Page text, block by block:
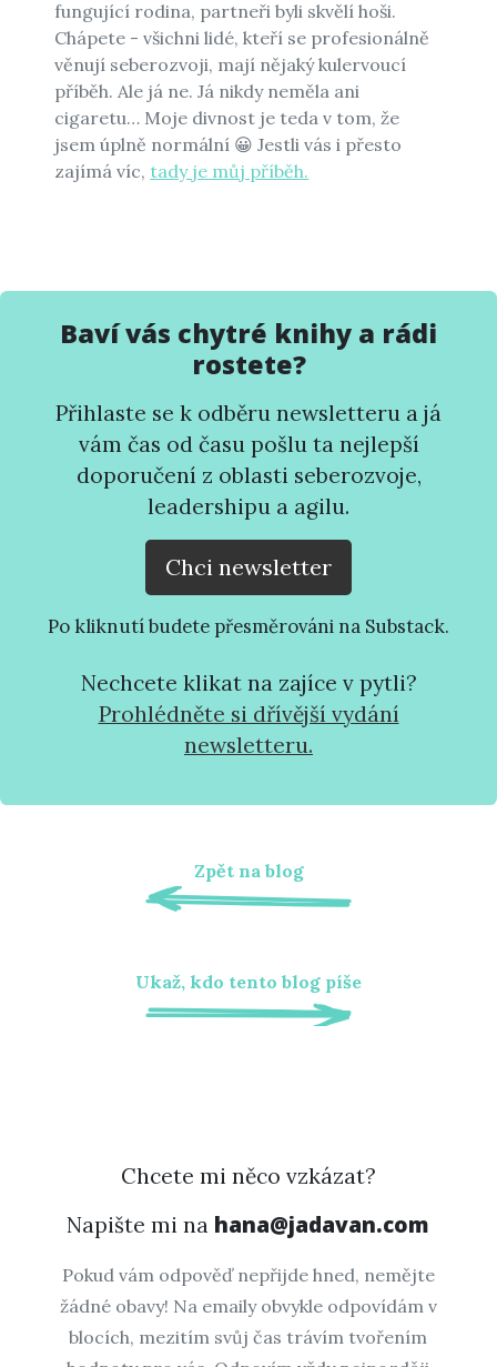
fungující rodina, partneři byli skvělí hoši.
Chápete - všichni lidé, kteří se profesionálně
věnují seberozvoji, mají nějaký kulervoucí
příběh. Ale já ne. Já nikdy neměla ani
cigaretu… Moje divnost je teda v tom, že
jsem úplně normální 😀 Jestli vás i přesto
zajímá víc, tady je můj příběh.
Baví vás chytré knihy a rádi
rostete?
Přihlaste se k odběru newsletteru a já
vám čas od času pošlu ta nejlepší
doporučení z oblasti seberozvoje,
leadershipu a agilu.
Chci newsletter
Po kliknutí budete přesměrováni na Substack.
Nechcete klikat na zajíce v pytli?
Prohlédněte si dřívější vydání
newsletteru.
Zpět na blog
Ukaž, kdo tento blog píše
Chcete mi něco vzkázat?
Napište mi na hana@jadavan.com
Pokud vám odpověď nepřijde hned, nemějte
žádné obavy! Na emaily obvykle odpovídám v
blocích, mezitím svůj čas trávím tvořením